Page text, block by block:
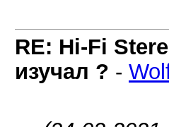
RE: Hi-Fi
изучал ? -